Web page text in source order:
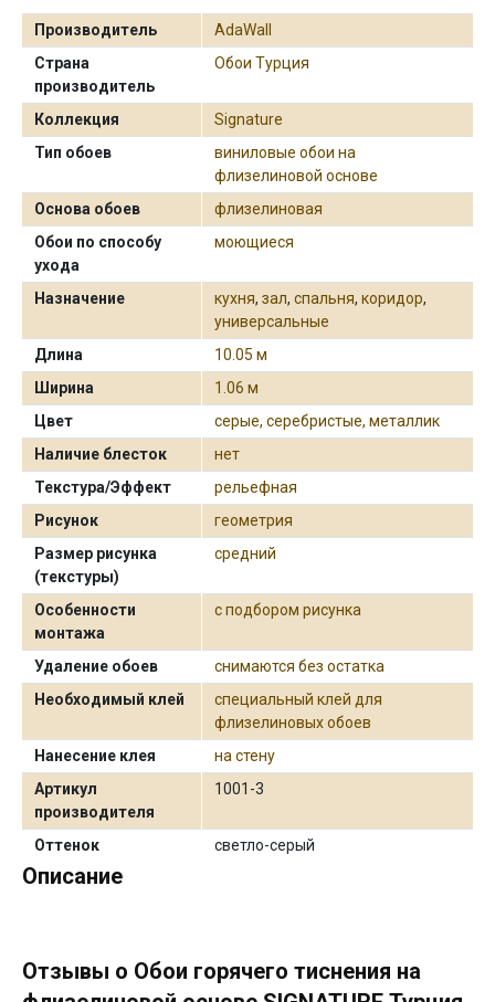
Производитель
AdaWall
Страна
производитель
Обои Турция
Коллекция
Signature
Тип обоев
виниловые обои на
флизелиновой основе
Основа обоев
флизелиновая
Обои по способу
ухода
моющиеся
Назначение кухня,зал,спальня,коридор,
универсальные
Длина
10.05 м
Ширина
1.06 м
Цвет
серые, серебристые, металлик
Наличие блесток
нет
Текстура/Эффект
рельефная
Рисунок
геометрия
Размер рисунка
(текстуры)
средний
Особенности
монтажа
с подбором рисунка
Удаление обоев
снимаются без остатка
Необходимый клей
специальный клей для
флизелиновых обоев
Нанесение клея
на стену
Артикул
производителя
1001-3
Оттенок светло-серый
Описание
Отзывы о Обои горячего тиснения на